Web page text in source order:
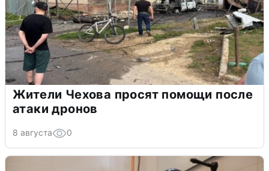
Жители Чехова просят помощи после
атаки дронов
8 августа 0